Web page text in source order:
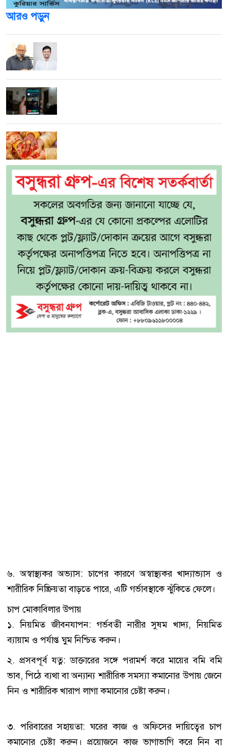
আরও পড়ুন
৬. অস্বাস্থ্যকর অভ্যাস: চাপের কারণে অস্বাস্থ্যকর খাদ্যাভ্যাস ও
শারীরিক নিষ্ক্রিয়তা বাড়তে পারে, এটি গর্ভাবস্থাকে ঝুঁকিতে ফেলে।
চাপ মোকাবিলার উপায়
১. নিয়মিত জীবনযাপন: গর্ভবতী নারীর সুষম খাদ্য, নিয়মিত
ব্যায়াম ও পর্যাপ্ত ঘুম নিশ্চিত করুন।
২. প্রসবপূর্ব যত্ন: ডাক্তারের সঙ্গে পরামর্শ করে মায়ের বমি বমি
ভাব, পিঠে ব্যথা বা অন্যান্য শারীরিক সমস্যা কমানোর উপায় জেনে
নিন ও শারীরিক খারাপ লাগা কমানোর চেষ্টা করুন।
৩. পরিবারের সহায়তা: ঘরের কাজ ও অফিসের দায়িত্বের চাপ
কমানোর চেষ্টা করুন। প্রয়োজনে কাজ ভাগাভাগি করে নিন বা